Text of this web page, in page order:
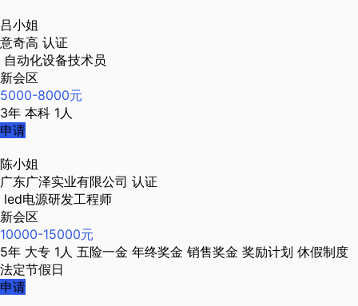
吕小姐
意奇高 认证
自动化设备技术员
新会区
5000-8000元
3年 本科 1人
申请
陈小姐
广东广泽实业有限公司 认证
led电源研发工程师
新会区
10000-15000元
5年 大专 1人 五险一金 年终奖金 销售奖金 奖励计划 休假制度
法定节假日
申请